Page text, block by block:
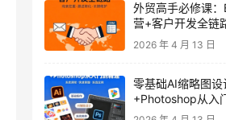
外贸高手必修课
营+客户开发全链
课 | 从0到1成为外
2026 年 4 月 13 日
零基础AI缩略图设
+Photoshop从入
通 全套教程（含形